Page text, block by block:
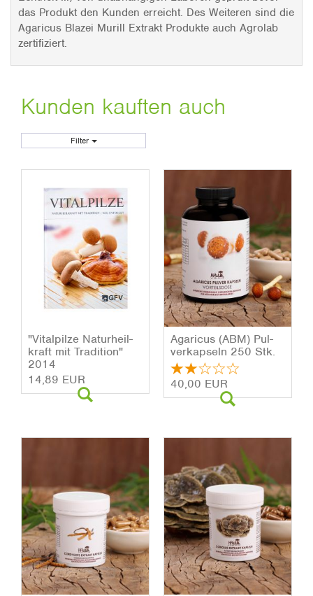
das Produkt den Kunden erreicht. Des Weiteren sind die
Agaricus Blazei Murill Extrakt Produkte auch Agrolab
zertifiziert.
Kunden kauften auch
Filter
"Vi­tal­pil­ze Na­tur­heil­
kraft mit Tra­di­ti­on"
2014
14,89 EUR
Aga­ri­cus (ABM) Pul­
ver­kap­seln 250 Stk.
40,00 EUR